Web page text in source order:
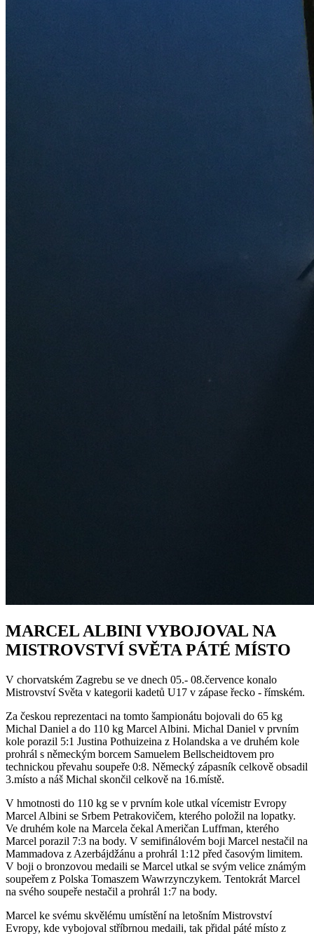
MARCEL ALBINI VYBOJOVAL NA
MISTROVSTVÍ SVĚTA PÁTÉ MÍSTO
V chorvatském Zagrebu se ve dnech 05.- 08.července konalo
Mistrovství Světa v kategorii kadetů U17 v zápase řecko - římském.
Za českou reprezentaci na tomto šampionátu bojovali do 65 kg
Michal Daniel a do 110 kg Marcel Albini. Michal Daniel v prvním
kole porazil 5:1 Justina Pothuizeina z Holandska a ve druhém kole
prohrál s německým borcem Samuelem Bellscheidtovem pro
technickou převahu soupeře 0:8. Německý zápasník celkově obsadil
3.místo a náš Michal skončil celkově na 16.místě.
V hmotnosti do 110 kg se v prvním kole utkal vícemistr Evropy
Marcel Albini se Srbem Petrakovičem, kterého položil na lopatky.
Ve druhém kole na Marcela čekal Američan Luffman, kterého
Marcel porazil 7:3 na body. V semifinálovém boji Marcel nestačil na
Mammadova z Azerbájdžánu a prohrál 1:12 před časovým limitem.
V boji o bronzovou medaili se Marcel utkal se svým velice známým
soupeřem z Polska Tomaszem Wawrzynczykem. Tentokrát Marcel
na svého soupeře nestačil a prohrál 1:7 na body.
Marcel ke svému skvělému umístění na letošním Mistrovství
Evropy, kde vybojoval stříbrnou medaili, tak přidal páté místo z